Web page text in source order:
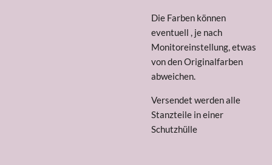
Die Farben können
eventuell , je nach
Monitoreinstellung, etwas
von den Originalfarben
abweichen.
Versendet werden alle
Stanzteile in einer
Schutzhülle